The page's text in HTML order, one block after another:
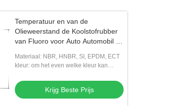
Temperatuur en van de
Olieweerstand de Koolstofrubber
van Fluoro voor Auto Automobil en
Materiaal: NBR, HNBR, SI, EPDM, ECT
kleur: om het even welke kleur kan
Krijg Beste Prijs